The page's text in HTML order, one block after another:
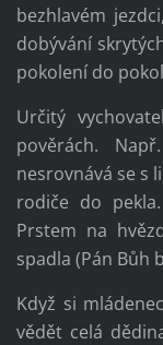
bezhlavém
dobývání
pokolení do
Určitý
pověrách.
nesrovnává se s
rodiče do
Prstem na
spadla (Pán Bůh
Když si
vědět celá